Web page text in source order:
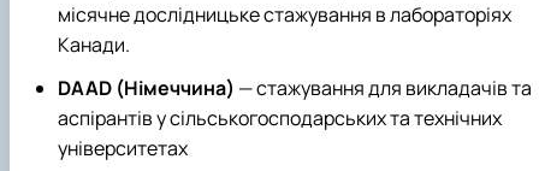
місячне дослідницьке стажування в лабораторіях
Канади.
DAAD (Німеччина) — стажування для викладачів та
аспірантів у сільськогосподарських та технічних
університетах